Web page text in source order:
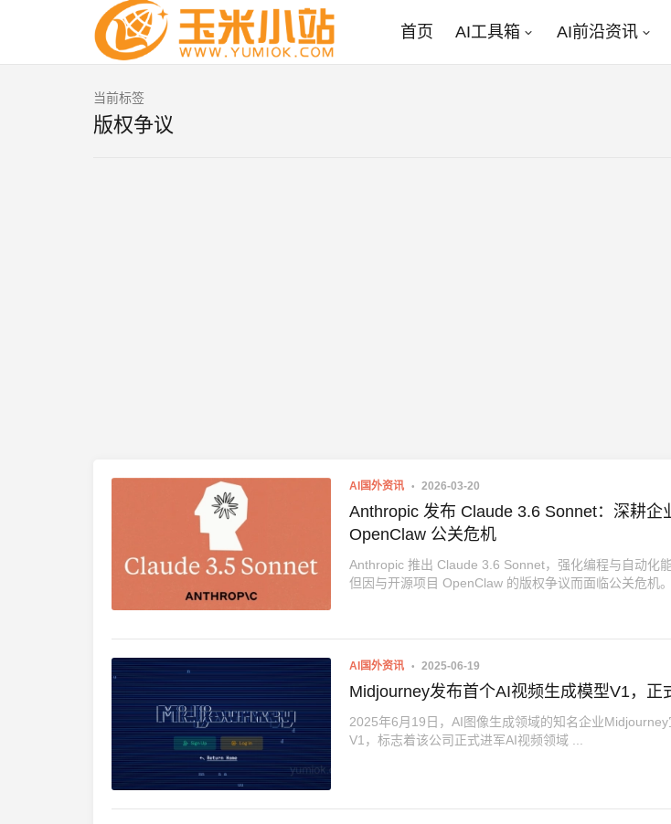
首页 AI工具箱 AI前沿资讯
当前标签
版权争议
AI国外资讯 2026-03-20
Anthropic 发布 Claude 3.6 Sonnet：深耕企
OpenClaw 公关危机
Anthropic 推出 Claude 3.6 Sonnet，强化编程与自动化
但因与开源项目 OpenClaw 的版权争议而面临公关危机。
AI国外资讯 2025-06-19
Midjourney发布首个AI视频生成模型V1，正
2025年6月19日，AI图像生成领域的知名企业
V1，标志着该公司正式进军AI视频领域 ...